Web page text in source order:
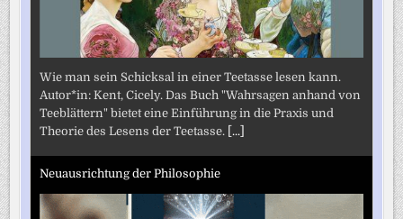
Wie man sein Schicksal in einer Teetasse lesen kann.
Autor*in: Kent, Cicely. Das Buch "Wahrsagen anhand von
Teeblättern" bietet eine Einführung in die Praxis und
Theorie des Lesens der Teetasse. [...]
Neuausrichtung der Philosophie